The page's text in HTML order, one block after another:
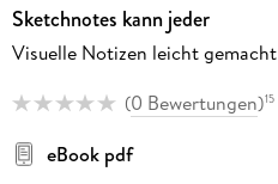
Sketchnotes kann jeder
Visuelle Notizen leicht gemacht
(0 Bewertungen)15
eBook pdf